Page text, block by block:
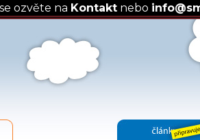
ozvěte na Kontaktnebo